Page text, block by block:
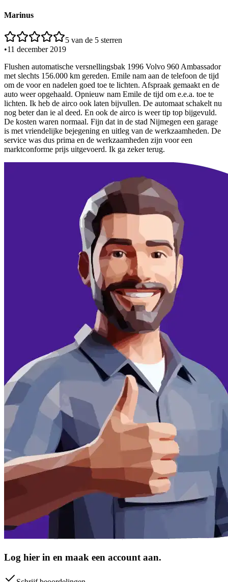
Marinus
5 van de 5 sterren
•11 december 2019
Flushen automatische versnellingsbak 1996 Volvo 960 Ambassador
met slechts 156.000 km gereden. Emile nam aan de telefoon de tijd
om de voor en nadelen goed toe te lichten. Afspraak gemaakt en de
auto weer opgehaald. Opnieuw nam Emile de tijd om e.e.a. toe te
lichten. Ik heb de airco ook laten bijvullen. De automaat schakelt nu
nog beter dan ie al deed. En ook de airco is weer tip top bijgevuld.
De kosten waren normaal. Fijn dat in de stad Nijmegen een garage
is met vriendelijke bejegening en uitleg van de werkzaamheden. De
service was dus prima en de werkzaamheden zijn voor een
marktconforme prijs uitgevoerd. Ik ga zeker terug.
Log hier in en maak een account aan.